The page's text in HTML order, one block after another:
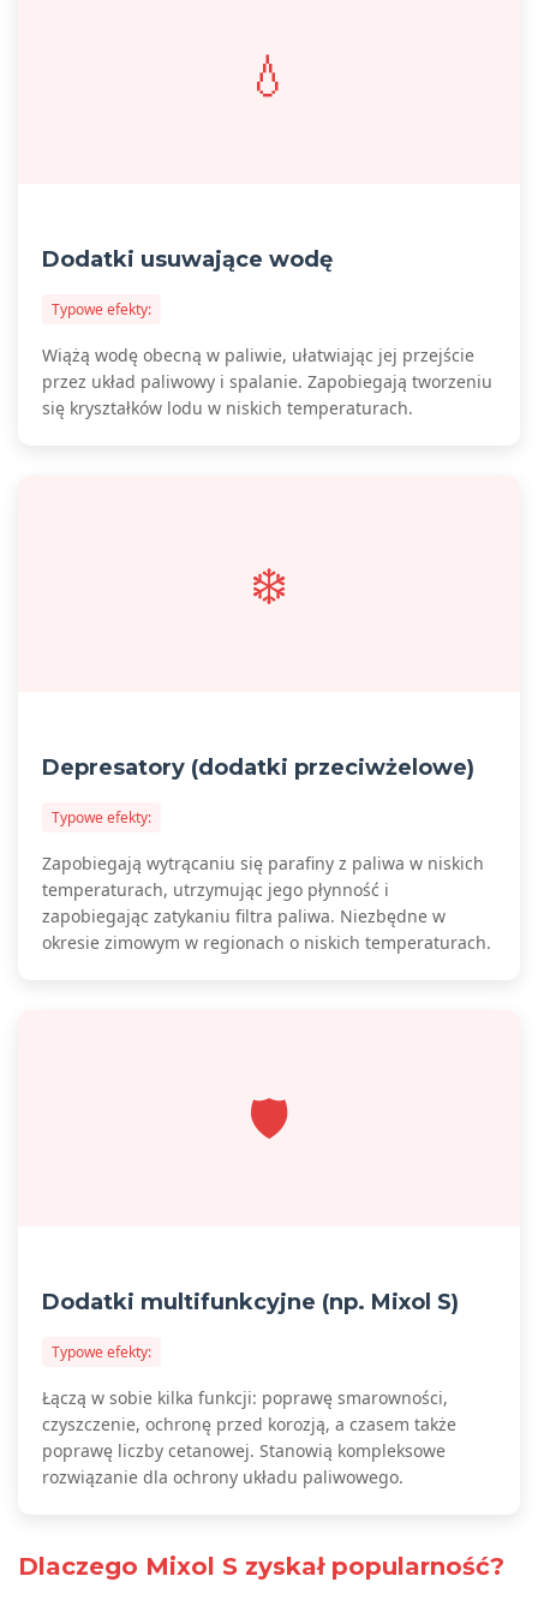
💧
Dodatki usuwające wodę
Typowe efekty:
Wiążą wodę obecną w paliwie, ułatwiając jej przejście
przez układ paliwowy i spalanie. Zapobiegają tworzeniu
się kryształków lodu w niskich temperaturach.
❄️
Depresatory (dodatki przeciwżelowe)
Typowe efekty:
Zapobiegają wytrącaniu się parafiny z paliwa w niskich
temperaturach, utrzymując jego płynność i
zapobiegając zatykaniu filtra paliwa. Niezbędne w
okresie zimowym w regionach o niskich temperaturach.
🛡️
Dodatki multifunkcyjne (np. Mixol S)
Typowe efekty:
Łączą w sobie kilka funkcji: poprawę smarowności,
czyszczenie, ochronę przed korozją, a czasem także
poprawę liczby cetanowej. Stanowią kompleksowe
rozwiązanie dla ochrony układu paliwowego.
Dlaczego Mixol S zyskał popularność?